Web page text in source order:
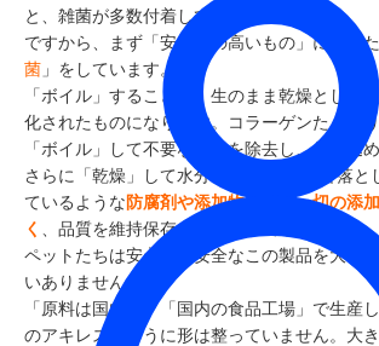
と、雑菌が多数付着しています。
ですから、まず「安全性の高いもの」にする
菌 」をしています。
「ボイル」することで、生のまま乾燥とした
化されたものになります。コラーゲンたっぷ
「ボイル」して不要な脂肪を除去し、丹精込
さらに「乾燥」して水分を約8%以下まで落と
ているような防腐剤や添加物などの一切の添
く
、品質を維持保存することが出来ました。
ペットたちは安心して安全なこの製品を大喜
いありません。
「原料は国内産」「国内の食品工場」で生産
のアキレスのように形は整っていません。大